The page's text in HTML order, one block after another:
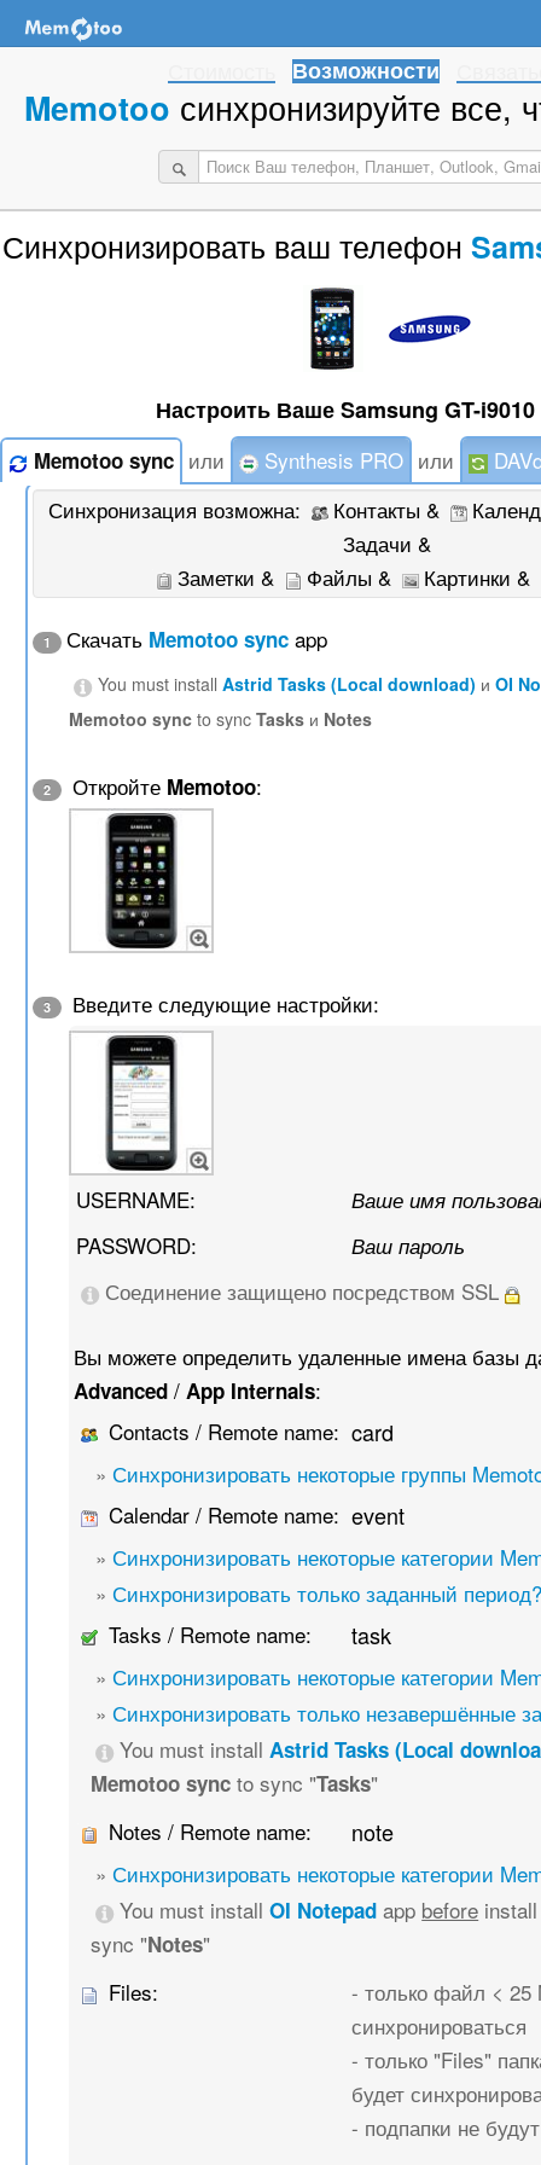
Возможности
Memotoo синхронизируйте все,
Синхронизировать ваш телефон
Настроить Ваше Samsung GT-
Memotoo sync или Synthesis PRO или
Синхронизация возможна:
Контакты &
Задачи &
Заметки &
Файлы & Картинки &
1 Скачать Memotoo sync app
You must installAstrid Tasks (Local download) иOI
Memotoo sync to syncTasks и Notes
2 Откройте Memotoo:
3 Введите следующие настройки:
USERNAME: Ваше имя
PASSWORD: Ваш пароль
Соединение защищено посредством SSL
Вы можете определить удаленные имена базы
Advanced /App Internals:
Contacts / Remote name: card
»Синхронизировать некоторые группы
Calendar / Remote name: event
»Синхронизировать некоторые категории
»Синхронизировать только заданный
Tasks / Remote name:
task
»Синхронизировать некоторые категории
»Синхронизировать только незавершённые
You must installAstrid Tasks (Local
Memotoo sync to sync "Tasks"
Notes / Remote name:
note
»Синхронизировать некоторые категории
You must installOI Notepad app before
sync "Notes"
Files:
- только файл < 25
синхронироваться
- только "Files"
будет
- подпапки не